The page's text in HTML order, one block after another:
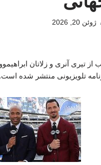
ژوئن 20, 2026
از تیری آنری و زلاتان
تلویزیونی منتشر شده